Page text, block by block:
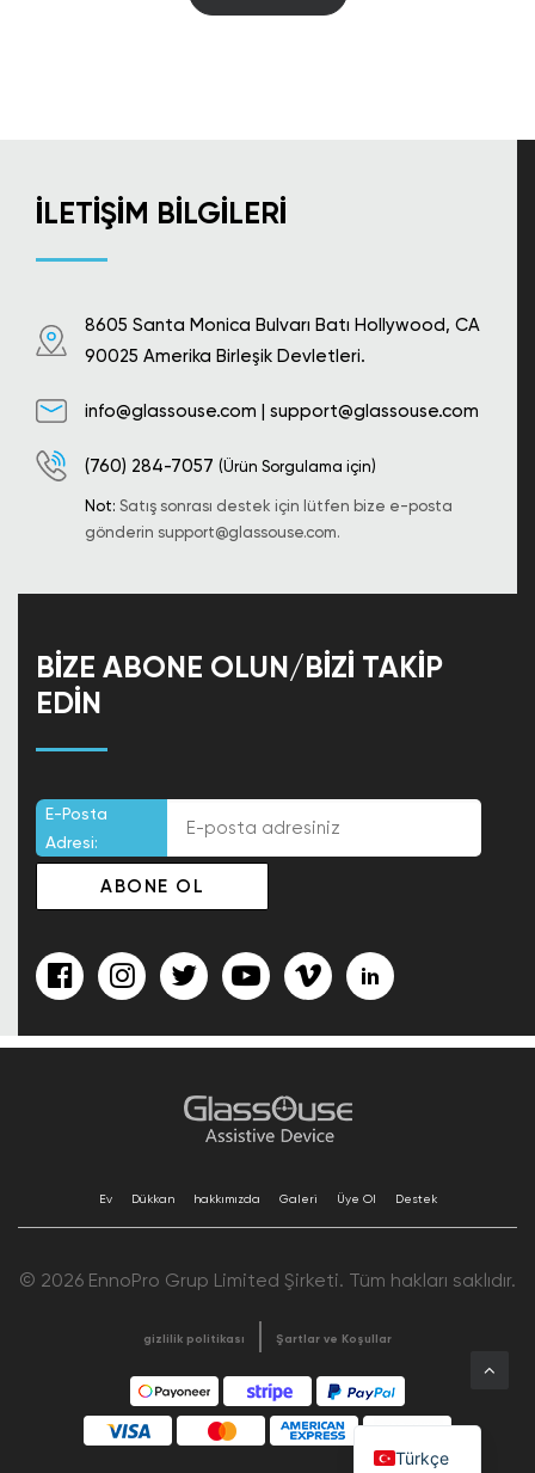
İLETIŞIM BILGILERI
8605 Santa Monica Bulvarı Batı Hollywood, CA
90025 Amerika Birleşik Devletleri.
info@glassouse.com | support@glassouse.com
(760) 284-7057 (Ürün Sorgulama için)
Not: Satış sonrası destek için lütfen bize e-posta
gönderin support@glassouse.com.
BIZE ABONE OLUN/BIZI TAKIP
EDIN
E-Posta
Adresi:
Ev Dükkan hakkımızda Galeri Üye Ol Destek
© 2026 EnnoPro Grup Limited Şirketi. Tüm hakları saklıdır.
gizlilik politikası Şartlar ve Koşullar
Türkçe